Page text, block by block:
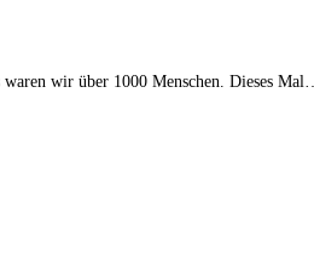
wir über 1000 Menschen. Dieses Mal…